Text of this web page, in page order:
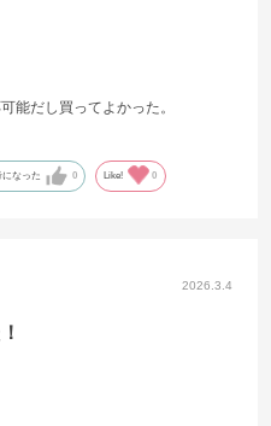
能だし買ってよかった。
になった 0 Like! 0
2026.3.4